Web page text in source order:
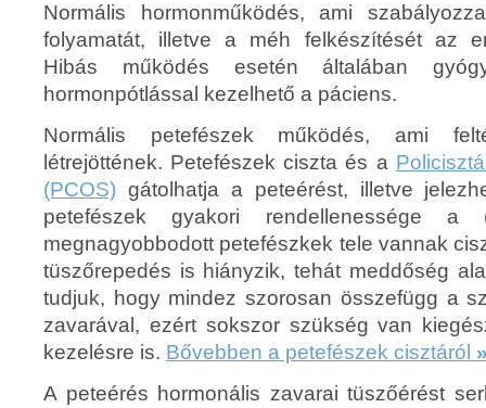
Normális hormonműködés, ami
folyamatát, illetve a méh felkészítését az
Hibás működés esetén általában
hormonpótlással kezelhető a páciens.
Normális petefészek működés, ami
létrejöttének. Petefészek ciszta és a
(PCOS) gátolhatja a peteérést, illetve
petefészek gyakori rendellenessége
megnagyobbodott petefészkek tele vannak
tüszőrepedés is hiányzik, tehát meddőség
tudjuk, hogy mindez szorosan összefügg a
zavarával, ezért sokszor szükség van
kezelésre is. Bővebben a petefészek cisztáról
A peteérés hormonális zavarai tüszőérést